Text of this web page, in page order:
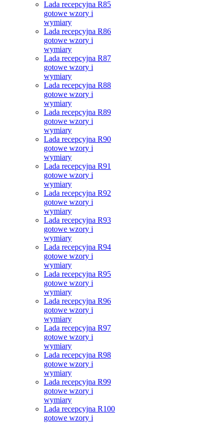
Lada recepcyjna R85
gotowe wzory i
wymiary
Lada recepcyjna R86
gotowe wzory i
wymiary
Lada recepcyjna R87
gotowe wzory i
wymiary
Lada recepcyjna R88
gotowe wzory i
wymiary
Lada recepcyjna R89
gotowe wzory i
wymiary
Lada recepcyjna R90
gotowe wzory i
wymiary
Lada recepcyjna R91
gotowe wzory i
wymiary
Lada recepcyjna R92
gotowe wzory i
wymiary
Lada recepcyjna R93
gotowe wzory i
wymiary
Lada recepcyjna R94
gotowe wzory i
wymiary
Lada recepcyjna R95
gotowe wzory i
wymiary
Lada recepcyjna R96
gotowe wzory i
wymiary
Lada recepcyjna R97
gotowe wzory i
wymiary
Lada recepcyjna R98
gotowe wzory i
wymiary
Lada recepcyjna R99
gotowe wzory i
wymiary
Lada recepcyjna R100
gotowe wzory i